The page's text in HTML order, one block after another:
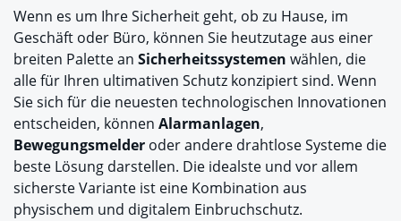
Wenn es um Ihre Sicherheit geht, ob zu Hause, im
Geschäft oder Büro, können Sie heutzutage aus einer
breiten Palette an Sicherheitssystemen wählen, die
alle für Ihren ultimativen Schutz konzipiert sind. Wenn
Sie sich für die neuesten technologischen Innovationen
entscheiden, können Alarmanlagen,
Bewegungsmelder oder andere drahtlose Systeme die
beste Lösung darstellen. Die idealste und vor allem
sicherste Variante ist eine Kombination aus
physischem und digitalem Einbruchschutz.